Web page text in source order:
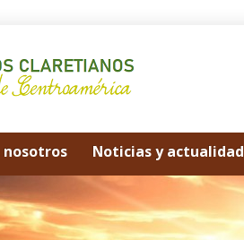
nosotros Noticias y actualidad